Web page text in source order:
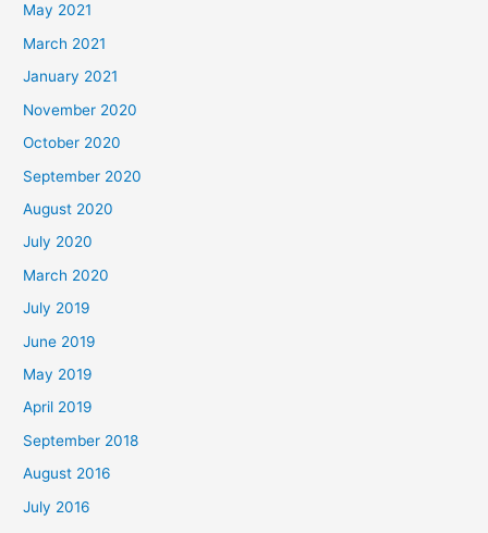
May 2021
March 2021
January 2021
November 2020
October 2020
September 2020
August 2020
July 2020
March 2020
July 2019
June 2019
May 2019
April 2019
September 2018
August 2016
July 2016